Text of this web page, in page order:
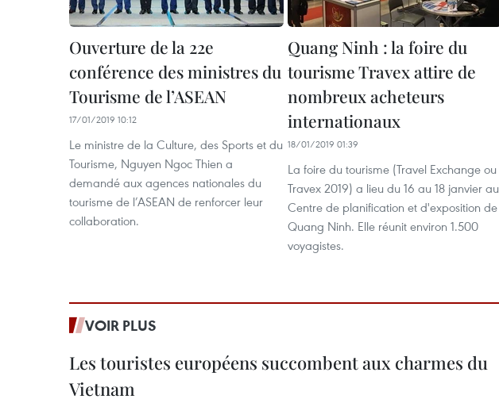
Ouverture de la 22e
conférence des ministres du
Tourisme de l’ASEAN
17/01/2019 10:12
Le ministre de la Culture, des Sports et du
Tourisme, Nguyen Ngoc Thien a
demandé aux agences nationales du
tourisme de l’ASEAN de renforcer leur
collaboration.
Quang Ninh : la foire du
tourisme Travex attire de
nombreux acheteurs
internationaux
18/01/2019 01:39
La foire du tourisme (Travel Exchange ou
Travex 2019) a lieu du 16 au 18 janvier au
Centre de planification et d'exposition de
Quang Ninh. Elle réunit environ 1.500
voyagistes.
VOIR PLUS
Les touristes européens succombent aux charmes du
Vietnam